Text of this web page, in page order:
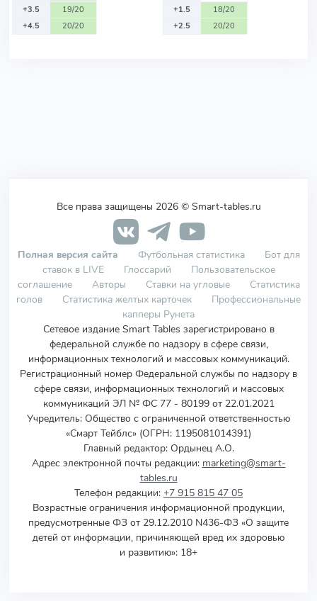
+3.5
19/20
+4.5
20/20
+1.5
18/20
+2.5
20/20
Все права защищены 2026 © Smart-tables.ru
Полная версия сайта Футбольная статистика
Бот для
ставок в LIVE
Глоссарий
Пользовательское
соглашение
Авторы Ставки на угловые
Статистика
голов
Статистика желтых карточек
Профессиональные
капперы Рунета
Сетевое издание Smart Tables зарегистрировано в
федеральной службе по надзору в сфере связи,
информационных технологий и массовых коммуникаций.
Регистрационный номер Федеральной службы по надзору в
сфере связи, информационных технологий и массовых
коммуникаций ЭЛ № ФС 77 - 80199 от 22.01.2021
Учредитель: Общество с ограниченной ответственностью
«Смарт Тейблс» (ОГРН: 1195081014391)
Главный редактор: Ордынец А.О.
Адрес электронной почты редакции: marketing@smart-
tables.ru
Телефон редакции: +7 915 815 47 05
Возрастные ограничения информационной продукции,
предусмотренные ФЗ от 29.12.2010 N436-ФЗ «О защите
детей от информации, причиняющей вред их здоровью
и развитию»: 18+